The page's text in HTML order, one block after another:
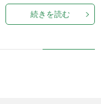
続きを読む